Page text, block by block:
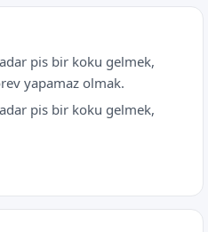
pis bir koku gelmek,
yapamaz olmak.
pis bir koku gelmek,